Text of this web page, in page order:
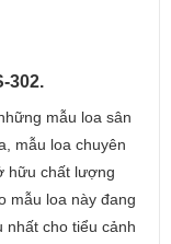
302.
mẫu loa sân
mẫu loa chuyên
hữu chất lượng
mẫu loa này đang
cho tiểu cảnh